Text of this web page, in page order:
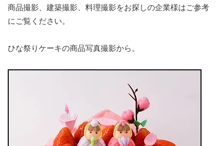
商品撮影、建築撮影、料理撮影をお探しの企業様はご参考
にご覧ください。
ひな祭りケーキの商品写真撮影から。